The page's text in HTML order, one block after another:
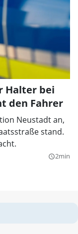
Halter bei
den Fahrer
Neustadt an,
stand.
query_builder2min